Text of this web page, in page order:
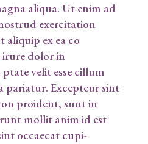
aliqua. Ut enim ad
exercitation
aliquip ex ea co
irure dolor in
velit esse cillum
pariatur. Excepteur sint
proident, sunt in
mollit anim id est
occaecat cupi-